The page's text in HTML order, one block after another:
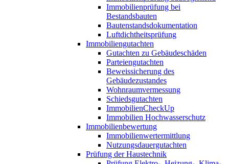
Immobilienprüfung bei
Bestandsbauten
Bautenstandsdokumentation
Luftdichtheitsprüfung
Immobiliengutachten
Gutachten zu Gebäudeschäden
Parteiengutachten
Beweissicherung des
Gebäudezustandes
Wohnraumvermessung
Schiedsgutachten
ImmobilienCheckUp
Immobilien Hochwasserschutz
Immobilienbewertung
Immobilienwertermittlung
Nutzungsdauergutachten
Prüfung der Haustechnik